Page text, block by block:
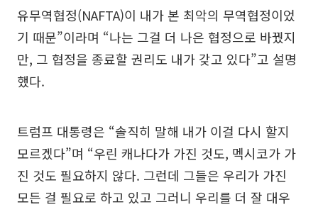
유무역협정(NAFTA)이 내가 본 최악의 무역협정이었
기 때문”이라며 “나는 그걸 더 나은 협정으로 바꿨지
만, 그 협정을 종료할 권리도 내가 갖고 있다”고 설명
했다.
트럼프 대통령은 “솔직히 말해 내가 이걸 다시 할지
모르겠다”며 “우린 캐나다가 가진 것도, 멕시코가 가
진 것도 필요하지 않다. 그런데 그들은 우리가 가진
모든 걸 필요로 하고 있고 그러니 우리를 더 잘 대우